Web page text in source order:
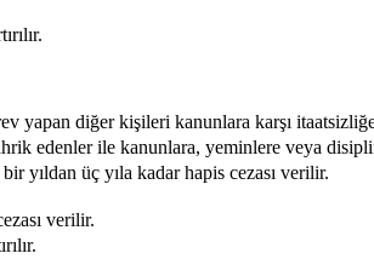
yapan diğer kişileri kanunlara karşı
edenler ile kanunlara, yeminlere veya
yıldan üç yıla kadar hapis cezası verilir.
verilir.